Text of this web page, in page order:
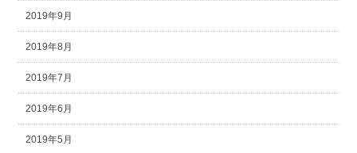
2019年9月
2019年8月
2019年7月
2019年6月
2019年5月